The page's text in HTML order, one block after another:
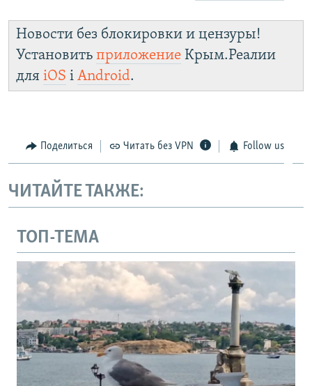
Новости без блокировки и цензуры!
Установить приложение Крым.Реалии
для iOS і Android.
Поделиться Читать без VPN Follow us
ЧИТАЙТЕ ТАКЖЕ:
ТОП-ТЕМА